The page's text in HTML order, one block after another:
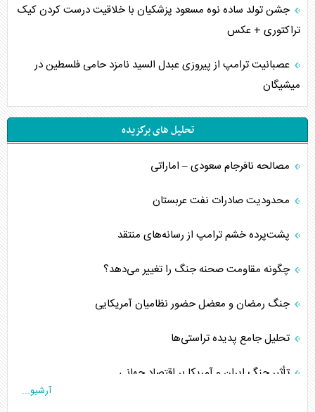
جشن تولد ساده نوه مسعود پزشکیان با خلاقیت درست کردن کیک
تراکتوری + عکس
عصبانیت ترامپ از پیروزی عبدل السید نامزد حامی فلسطین در
میشیگان
تحلیل های برگزیده
مصالحه نافرجام سعودی – اماراتی
محدودیت صادرات نفت عربستان
پشت‌پرده خشم ترامپ از رسانه‌های منتقد
چگونه مقاومت صحنه جنگ را تغییر می‌دهد؟
جنگ رمضان و معضل حضور نظامیان آمریکایی
تحلیل جامع پدیده تراستی‌ها
تأثیر جنگ ایران و آمریکا بر اقتصاد جهانی
آرشیو...